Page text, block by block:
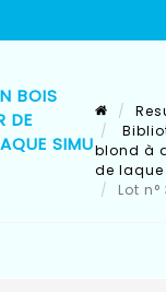
BOIS
DE
SIMUblond à
de laque
Lot n°